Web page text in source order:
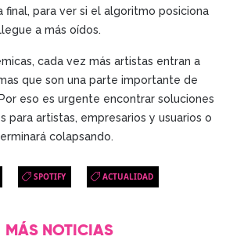
para ver si el algoritmo posiciona
a más oídos.
cada vez más artistas entran a
que son una parte importante de
eso es urgente encontrar soluciones
para artistas, empresarios y usuarios o
colapsando.
SPOTIFY ACTUALIDAD
MÁS NOTICIAS